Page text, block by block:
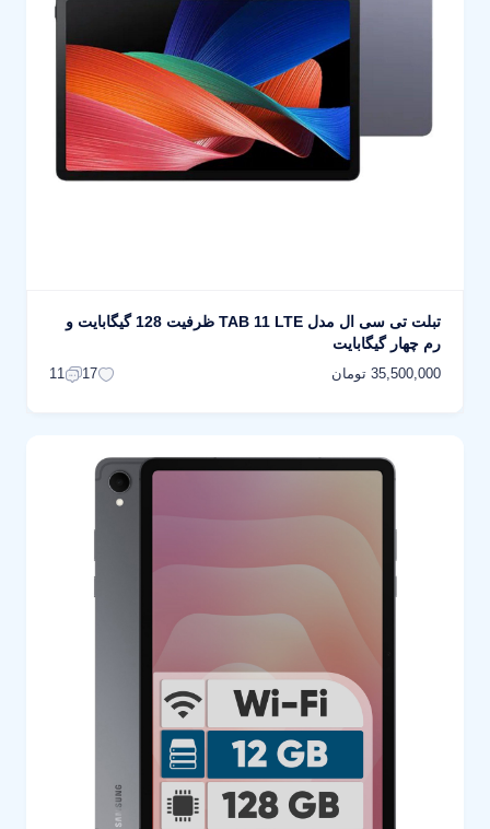
تبلت تی سی ال مدل TAB 11 LTE ظرفیت 128 گیگابایت و
رم چهار گیگابایت
35,500,000 تومان 17
11